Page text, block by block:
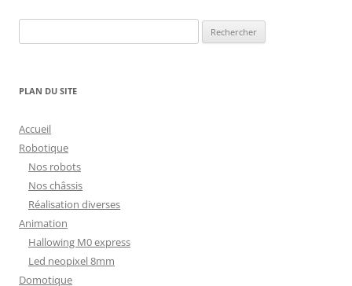
PLAN DU SITE
Accueil
Robotique
Nos robots
Nos châssis
Réalisation diverses
Animation
Hallowing M0 express
Led neopixel 8mm
Domotique